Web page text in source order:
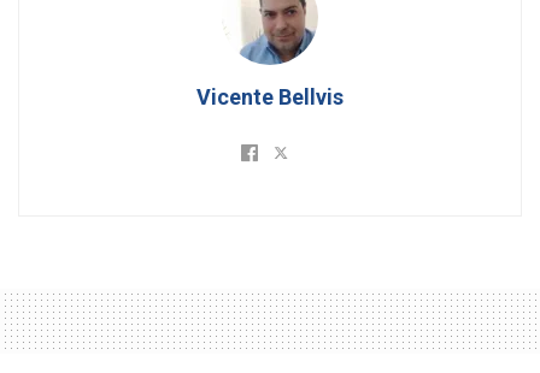
Vicente Bellvis